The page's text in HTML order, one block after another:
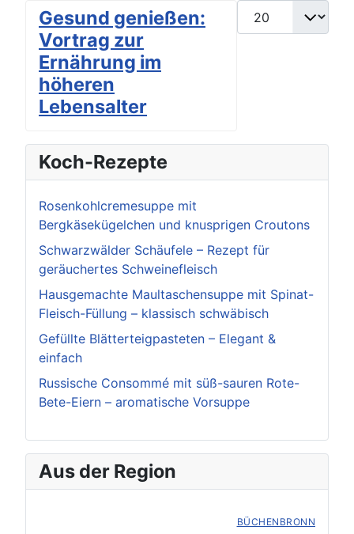
Anzeige #
Gesund genießen:
Vortrag zur
Ernährung im
höheren
Lebensalter
Koch-Rezepte
Rosenkohlcremesuppe mit
Bergkäsekügelchen und knusprigen Croutons
Schwarzwälder Schäufele – Rezept für
geräuchertes Schweinefleisch
Hausgemachte Maultaschensuppe mit Spinat-
Fleisch-Füllung – klassisch schwäbisch
Gefüllte Blätterteigpasteten – Elegant &
einfach
Russische Consommé mit süß-sauren Rote-
Bete-Eiern – aromatische Vorsuppe
Aus der Region
BÜCHENBRONN